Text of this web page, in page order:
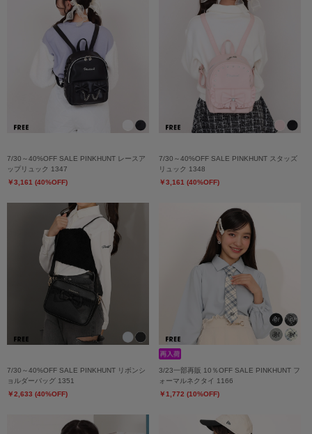
7/30～40%OFF SALE PINKHUNT レースア
ップリュック 1347
￥3,161 (40%OFF)
7/30～40%OFF SALE PINKHUNT スタッズ
リュック 1348
￥3,161 (40%OFF)
7/30～40%OFF SALE PINKHUNT リボンシ
ョルダーバッグ 1351
￥2,633 (40%OFF)
3/23一部再販 10％OFF SALE PINKHUNT フ
ォーマルネクタイ 1166
￥1,772 (10%OFF)